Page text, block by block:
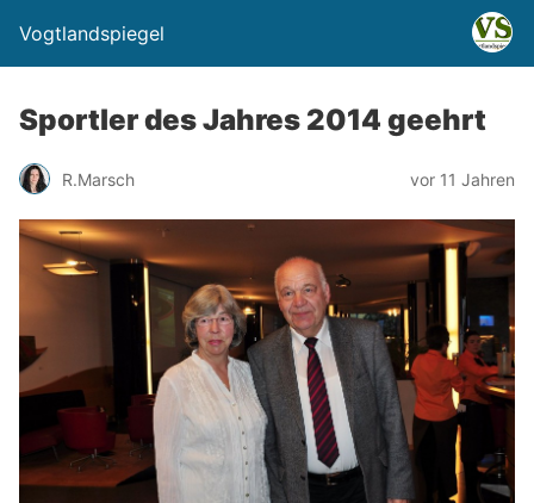
Vogtlandspiegel
Sportler des Jahres 2014 geehrt
R.Marsch vor 11 Jahren